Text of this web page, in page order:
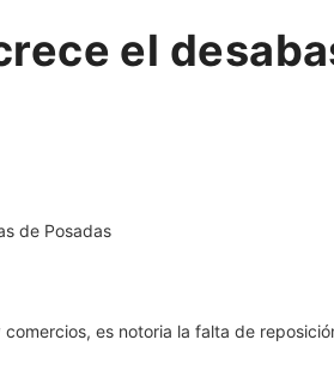
el
es notoria la falta de